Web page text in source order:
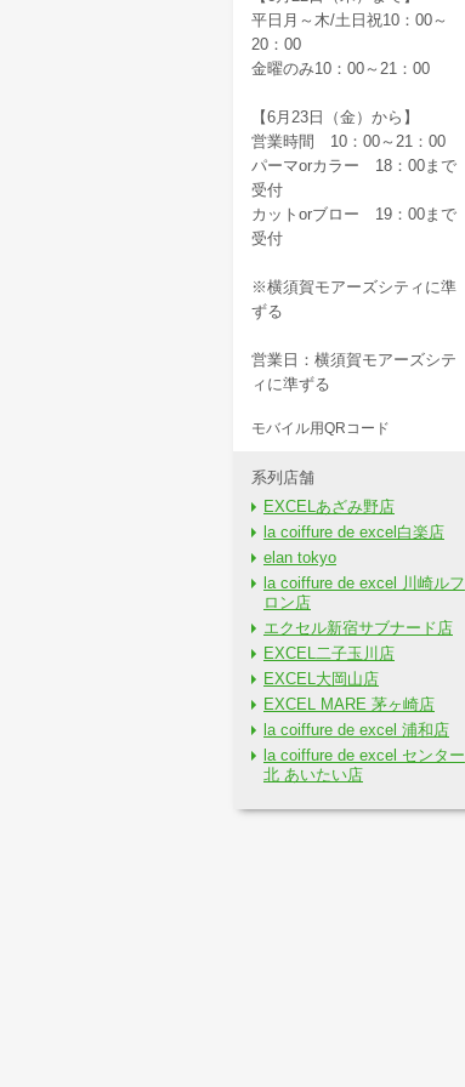
平日月～木/土日祝10：00～
20：00
金曜のみ10：00～21：00
【6月23日（金）から】
営業時間 10：00～21：00
パーマorカラー 18：00まで
受付
カットorブロー 19：00まで
受付
※横須賀モアーズシティに準
ずる
営業日：横須賀モアーズシテ
ィに準ずる
モバイル用QRコード
系列店舗
EXCELあざみ野店
la coiffure de excel白楽店
elan tokyo
la coiffure de excel 川崎ルフ
ロン店
エクセル新宿サブナード店
EXCEL二子玉川店
EXCEL大岡山店
EXCEL MARE 茅ヶ崎店
la coiffure de excel 浦和店
la coiffure de excel センター
北 あいたい店